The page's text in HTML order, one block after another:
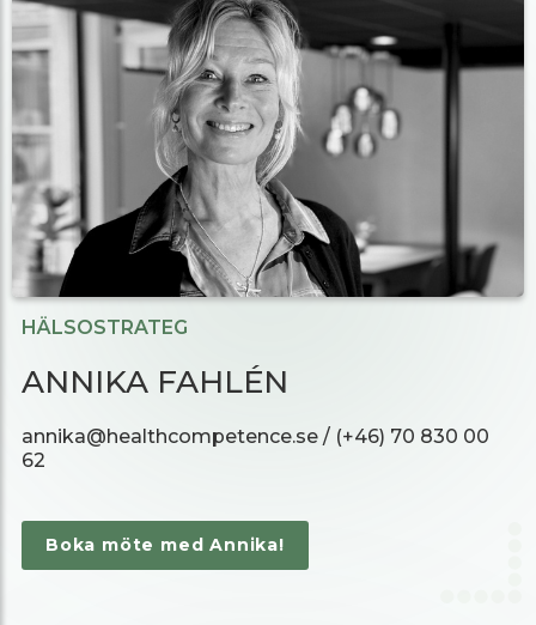
HÄLSOSTRATEG
ANNIKA FAHLÉN
annika@healthcompetence.se / (+46) 70 830 00
62
Boka möte med Annika!